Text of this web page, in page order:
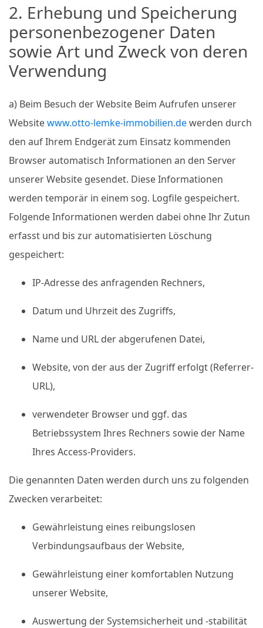
2. Erhebung und Speicherung
personenbezogener Daten
sowie Art und Zweck von deren
Verwendung
a) Beim Besuch der Website Beim Aufrufen unserer
Websitewww.otto-lemke-immobilien.dewerden durch
den auf Ihrem Endgerät zum Einsatz kommenden
Browser automatisch Informationen an den Server
unserer Website gesendet. Diese Informationen
werden temporär in einem sog. Logfile gespeichert.
Folgende Informationen werden dabei ohne Ihr Zutun
erfasst und bis zur automatisierten Löschung
gespeichert:
IP-Adresse des anfragenden Rechners,
Datum und Uhrzeit des Zugriffs,
Name und URL der abgerufenen Datei,
Website, von der aus der Zugriff erfolgt (Referrer-
URL),
verwendeter Browser und ggf. das
Betriebssystem Ihres Rechners sowie der Name
Ihres Access-Providers.
Die genannten Daten werden durch uns zu folgenden
Zwecken verarbeitet:
Gewährleistung eines reibungslosen
Verbindungsaufbaus der Website,
Gewährleistung einer komfortablen Nutzung
unserer Website,
Auswertung der Systemsicherheit und -stabilität